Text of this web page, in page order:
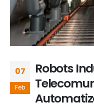
07
Feb
Robots